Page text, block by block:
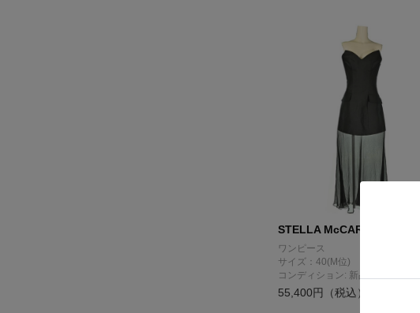
STELLA McCARTNEY
ワンピース
サイズ：40(M位)
コンディション: 新品同様
55,400円（税込）